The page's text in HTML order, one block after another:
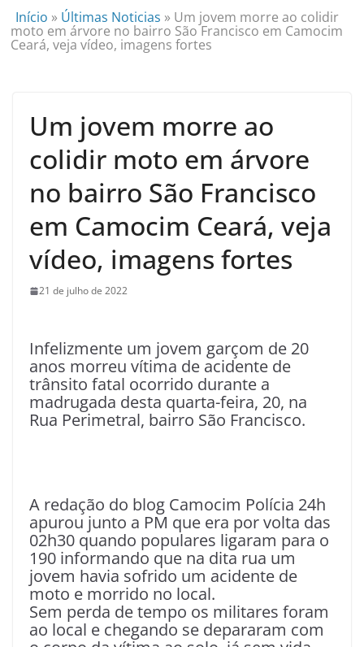
Início » Últimas Noticias » Um jovem morre ao colidir
moto em árvore no bairro São Francisco em Camocim
Ceará, veja vídeo, imagens fortes
Um jovem morre ao
colidir moto em árvore
no bairro São Francisco
em Camocim Ceará, veja
vídeo, imagens fortes
21 de julho de 2022
Infelizmente um jovem garçom de 20
anos morreu vítima de acidente de
trânsito fatal ocorrido durante a
madrugada desta quarta-feira, 20, na
Rua Perimetral, bairro São Francisco.
A redação do blog Camocim Polícia 24h
apurou junto a PM que era por volta das
02h30 quando populares ligaram para o
190 informando que na dita rua um
jovem havia sofrido um acidente de
moto e morrido no local.
Sem perda de tempo os militares foram
ao local e chegando se depararam com